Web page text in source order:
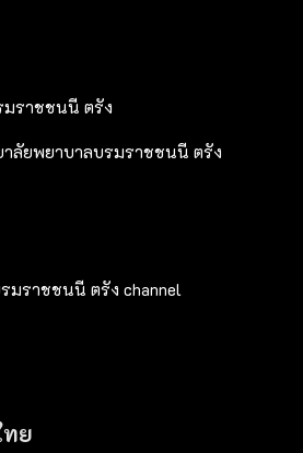
มราชชนนี ตรัง
ลัยพยาบาลบรมราชชนนี ตรัง
มราชชนนี ตรัง channel
ทย